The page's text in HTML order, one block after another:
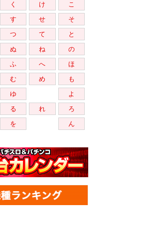
く け
こ
す せ
そ
つ て
と
ぬ ね
の
ふ へ
ほ
む め
も
ゆ
よ
る れ
ろ
を ん